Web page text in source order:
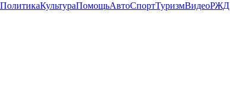
ПолитикаКультураПомощьАвтоСпортТуризмВидеоРЖД